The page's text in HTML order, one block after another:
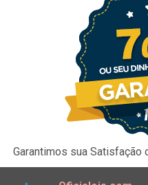
Garantimos sua Satisfação